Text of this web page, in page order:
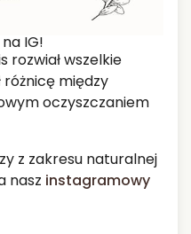
IG!
rozwiał wszelkie
różnicę między
oczyszczaniem
z zakresu naturalnej
nasz instagramowy